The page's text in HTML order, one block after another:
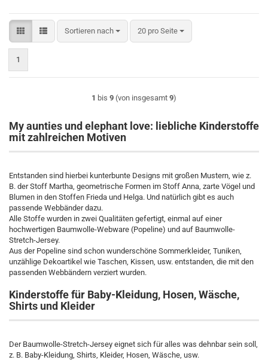
Sortieren nach
Sortieren nach 20 pro Seite
pro Seite
1
1 bis 9 (von insgesamt 9)
My aunties und elephant love: liebliche Kinderstoffe
mit zahlreichen Motiven
Entstanden sind hierbei kunterbunte Designs mit großen Mustern, wie z.
B. der Stoff Martha, geometrische Formen im Stoff Anna, zarte Vögel und
Blumen in den Stoffen Frieda und Helga. Und natürlich gibt es auch
passende Webbänder dazu.
Alle Stoffe wurden in zwei Qualitäten gefertigt, einmal auf einer
hochwertigen Baumwolle-Webware (Popeline) und auf Baumwolle-
Stretch-Jersey.
Aus der Popeline sind schon wunderschöne Sommerkleider, Tuniken,
unzählige Dekoartikel wie Taschen, Kissen, usw. entstanden, die mit den
passenden Webbändern verziert wurden.
Kinderstoffe für Baby-Kleidung, Hosen, Wäsche,
Shirts und Kleider
Der Baumwolle-Stretch-Jersey eignet sich für alles was dehnbar sein soll,
z. B. Baby-Kleidung, Shirts, Kleider, Hosen, Wäsche, usw.